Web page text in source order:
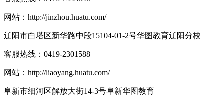
网站： http://jinzhou.huatu.com/
辽阳市白塔区新华路中段15104-01-2号华图教育辽阳分校
客服热线： 0419-2301588
网站： http://liaoyang.huatu.com/
阜新市细河区解放大街14-3号阜新华图教育